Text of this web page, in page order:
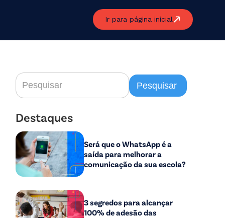
Ir para página inicial
Destaques
Será que o WhatsApp é a
saída para melhorar a
comunicação da sua escola?
3 segredos para alcançar
100% de adesão das